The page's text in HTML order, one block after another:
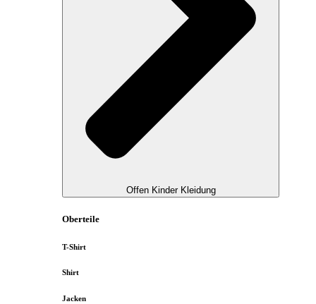
Offen Kinder Kleidung
Oberteile
T-Shirt
Shirt
Jacken